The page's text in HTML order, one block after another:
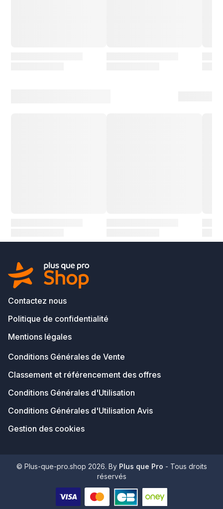
Contactez nous
Politique de confidentialité
Mentions légales
Conditions Générales de Vente
Classement et référencement des offres
Conditions Générales d'Utilisation
Conditions Générales d'Utilisation Avis
Gestion des cookies
© Plus-que-pro.shop 2026. By Plus que Pro - Tous droits
réservés